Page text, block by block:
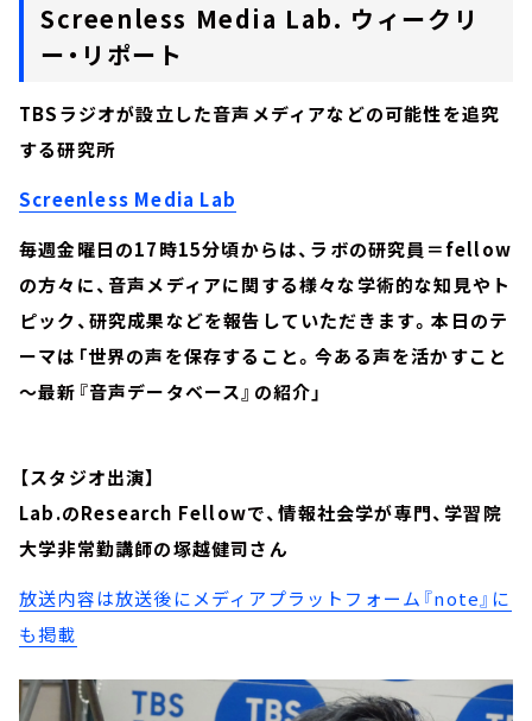
Screenless Media Lab. ウィークリ
ー・リポート
TBSラジオが設立した音声メディアなどの可能性を追究
する研究所
Screenless Media Lab
毎週金曜日の17時15分頃からは、ラボの研究員＝fellow
の方々に、音声メディアに関する様々な学術的な知見やト
ピック、研究成果などを報告していただきます。本日のテ
ーマは「世界の声を保存すること。今ある声を活かすこと
～最新『音声データベース』の紹介」
【スタジオ出演】
Lab.のResearch Fellowで、情報社会学が専門、学習院
大学非常勤講師の塚越健司さん
放送内容は放送後にメディアプラットフォーム『note』に
も掲載